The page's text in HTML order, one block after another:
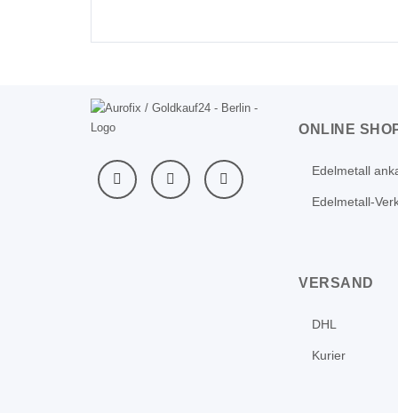
ONLINE
Edelmetall
Edelmetall-
VERSAND
DHL
Kurier